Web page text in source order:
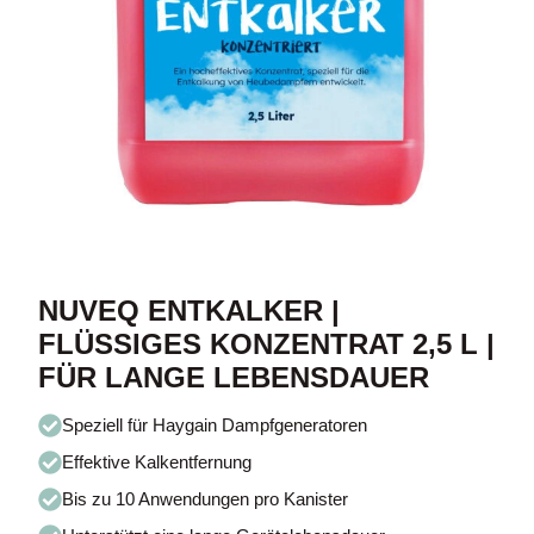
NUVEQ ENTKALKER |
FLÜSSIGES KONZENTRAT 2,5 L |
FÜR LANGE LEBENSDAUER
Speziell für Haygain Dampfgeneratoren
Effektive Kalkentfernung
Bis zu 10 Anwendungen pro Kanister